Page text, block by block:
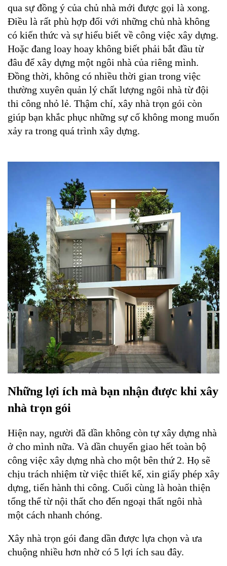
qua sự đồng ý của chủ nhà mới được gọi là xong.
Điều là rất phù hợp đối với những chủ nhà không
có kiến thức và sự hiểu biết về công việc xây dựng.
Hoặc đang loay hoay không biết phải bắt đầu từ
đâu để xây dựng một ngôi nhà của riêng mình.
Đồng thời, không có nhiều thời gian trong việc
thường xuyên quản lý chất lượng ngôi nhà từ đội
thi công nhỏ lẻ. Thậm chí, xây nhà trọn gói còn
giúp bạn khắc phục những sự cố không mong muốn
xảy ra trong quá trình xây dựng.
Những lợi ích mà bạn nhận được khi xây
nhà trọn gói
Hiện nay, người đã dần không còn tự xây dựng nhà
ở cho mình nữa. Và dần chuyển giao hết toàn bộ
công việc xây dựng nhà cho một bên thứ 2. Họ sẽ
chịu trách nhiệm từ việc thiết kế, xin giấy phép xây
dựng, tiến hành thi công. Cuối cùng là hoàn thiện
tổng thể từ nội thất cho đến ngoại thất ngôi nhà
một cách nhanh chóng.
Xây nhà trọn gói đang dần được lựa chọn và ưa
chuộng nhiều hơn nhờ có 5 lợi ích sau đây.